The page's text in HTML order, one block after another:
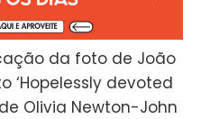
da foto de João
‘Hopelessly devoted
Olivia Newton-John